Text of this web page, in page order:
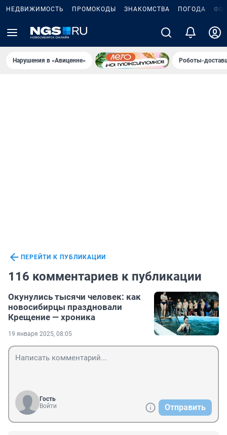
НЕДВИЖИМОСТЬ ПРОМОКОДЫ ЗНАКОМСТВА ПОГОДА
Нарушения в «Авиценне» Роботы-
ПЕРЕЙТИ К ПУБЛИКАЦИИ
116 комментариев к публикации
Окунулись тысячи человек: как
новосибирцы праздновали
Крещение — хроника
19 января 2025, 08:05
Гость
Войти
Отправить